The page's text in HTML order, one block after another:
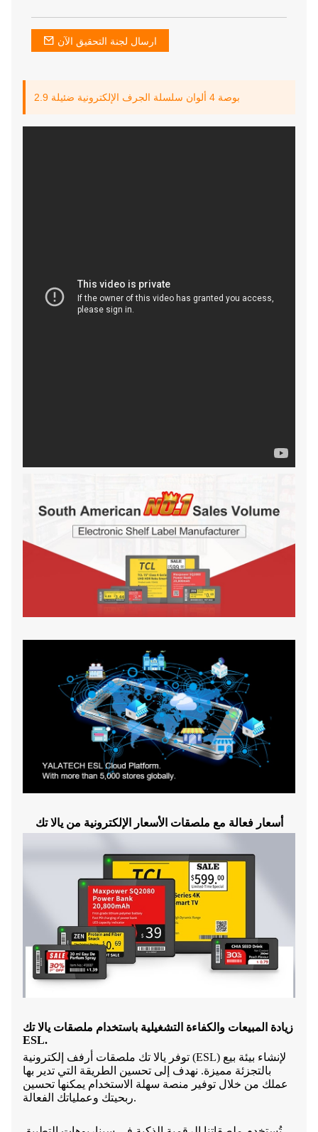
ارسال لجنة التحقيق الآن
2.9 بوصة 4 ألوان سلسلة الجرف الإلكترونية ضئيلة
أسعار فعالة مع ملصقات الأسعار الإلكترونية من يالا تك
زيادة المبيعات والكفاءة التشغيلية باستخدام ملصقات يالا تك
ESL.
توفر يالا تك ملصقات أرفف إلكترونية (ESL) لإنشاء بيئة بيع
بالتجزئة مميزة. نهدف إلى تحسين الطريقة التي تدير بها
عملك من خلال توفير منصة سهلة الاستخدام يمكنها تحسين
ربحيتك وعملياتك الفعالة.